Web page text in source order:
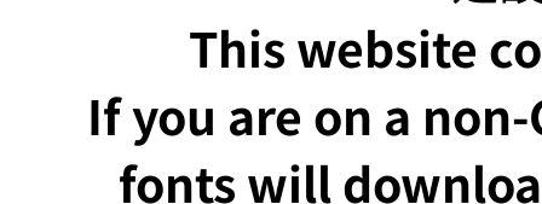
This website
If you are on a
fonts will